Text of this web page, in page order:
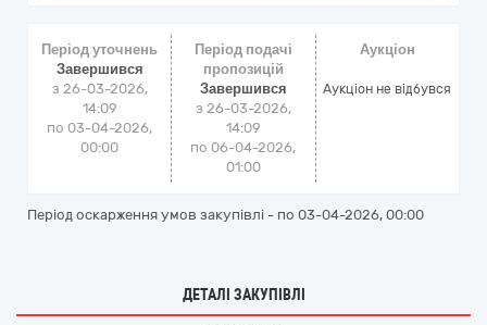
Період уточнень
Завершився
з 26-03-2026,
14:09
по 03-04-2026,
00:00
Період подачі
пропозицій
Завершився
з 26-03-2026,
14:09
по 06-04-2026,
01:00
Аукціон
Аукціон не відбувся
Період оскарження умов закупівлі - по 03-04-2026, 00:00
ДЕТАЛІ ЗАКУПІВЛІ